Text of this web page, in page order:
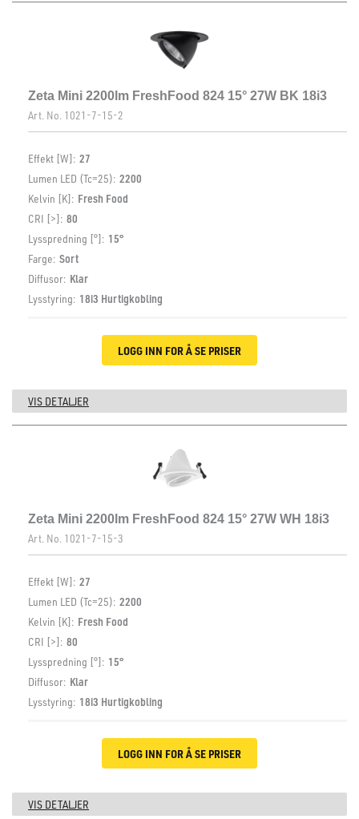
Zeta Mini 2200lm FreshFood 824 15° 27W BK 18i3
Art. No. 1021-7-15-2
Effekt [W]: 27
Lumen LED (Tc=25): 2200
Kelvin [K]: Fresh Food
CRI [>]: 80
Lysspredning [°]: 15°
Farge: Sort
Diffusor: Klar
Lysstyring: 18i3 Hurtigkobling
LOGG INN FOR Å SE PRISER
VIS DETALJER
Zeta Mini 2200lm FreshFood 824 15° 27W WH 18i3
Art. No. 1021-7-15-3
Effekt [W]: 27
Lumen LED (Tc=25): 2200
Kelvin [K]: Fresh Food
CRI [>]: 80
Lysspredning [°]: 15°
Diffusor: Klar
Lysstyring: 18i3 Hurtigkobling
LOGG INN FOR Å SE PRISER
VIS DETALJER